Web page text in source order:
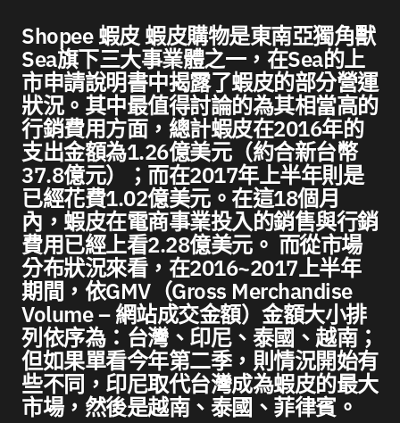
Shopee 蝦皮 蝦皮購物是東南亞獨角獸
Sea旗下三大事業體之一，在Sea的上
市申請說明書中揭露了蝦皮的部分營運
狀況。其中最值得討論的為其相當高的
行銷費用方面，總計蝦皮在2016年的
支出金額為1.26億美元（約合新台幣
37.8億元）；而在2017年上半年則是
已經花費1.02億美元。在這18個月
內，蝦皮在電商事業投入的銷售與行銷
費用已經上看2.28億美元。 而從市場
分布狀況來看，在2016~2017上半年
期間，依GMV（Gross Merchandise
Volume – 網站成交金額）金額大小排
列依序為：台灣、印尼、泰國、越南；
但如果單看今年第二季，則情況開始有
些不同，印尼取代台灣成為蝦皮的最大
市場，然後是越南、泰國、菲律賓。